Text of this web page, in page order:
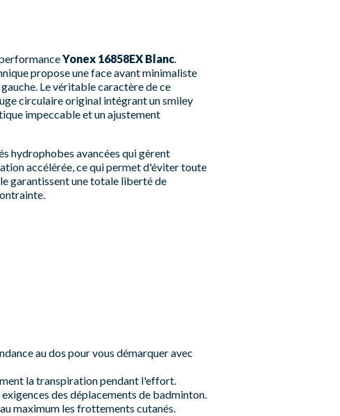
Yonex 16858EX Blanc.
propose une face avant minimaliste
Le véritable caractère de ce
circulaire original intégrant un smiley
impeccable et un ajustement
hydrophobes avancées qui gèrent
accélérée, ce qui permet d'éviter toute
garantissent une totale liberté de
au dos pour vous démarquer avec
la transpiration pendant l'effort.
des déplacements de badminton.
maximum les frottements cutanés.